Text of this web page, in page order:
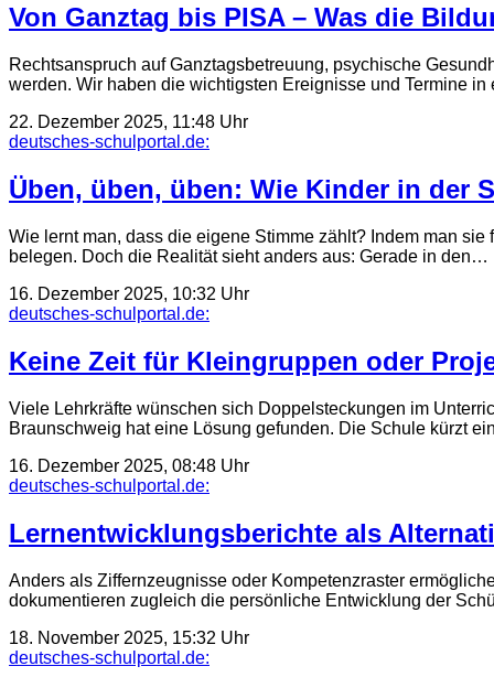
Von Ganztag bis PISA – Was die
Rechtsanspruch auf Ganztagsbetreuung, psychische
werden. Wir haben die wichtigsten Ereignisse und Termine
22. Dezember 2025, 11:48 Uhr
deutsches-schulportal.de:
Üben, üben, üben: Wie Kinder in der
Wie lernt man, dass die eigene Stimme zählt? Indem man
belegen. Doch die Realität sieht anders aus: Gerade in den…
16. Dezember 2025, 10:32 Uhr
deutsches-schulportal.de:
Keine Zeit für Kleingruppen oder
Viele Lehrkräfte wünschen sich Doppelsteckungen im
Braunschweig hat eine Lösung gefunden. Die Schule kürzt
16. Dezember 2025, 08:48 Uhr
deutsches-schulportal.de:
Lernentwicklungsberichte als
Anders als Ziffernzeugnisse oder Kompetenz­raster
dokumentieren zugleich die persönliche Entwicklung der
18. November 2025, 15:32 Uhr
deutsches-schulportal.de: